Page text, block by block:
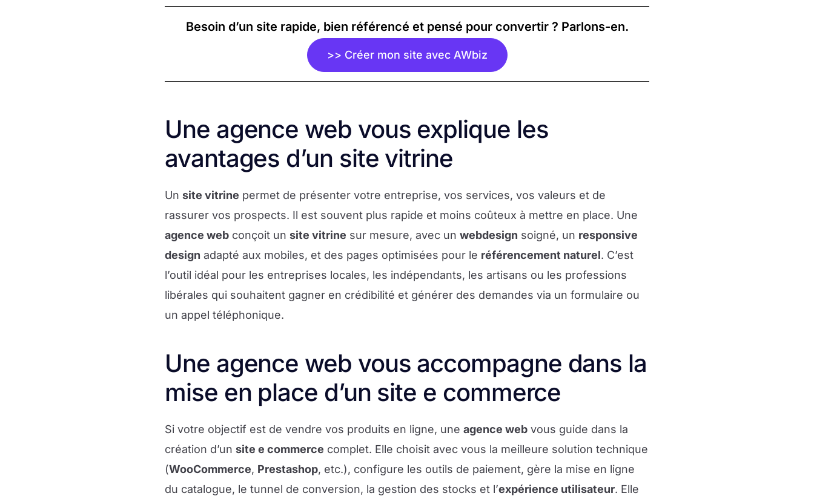
Besoin d’un site rapide, bien référencé et pensé pour convertir ? Parlons-en.
>> Créer mon site avec AWbiz
Une agence web vous explique les
avantages d’un site vitrine
Un site vitrine permet de présenter votre entreprise, vos services, vos valeurs et de
rassurer vos prospects. Il est souvent plus rapide et moins coûteux à mettre en place. Une
agence web conçoit un site vitrine sur mesure, avec un webdesign soigné, un responsive
design adapté aux mobiles, et des pages optimisées pour le référencement naturel. C’est
l’outil idéal pour les entreprises locales, les indépendants, les artisans ou les professions
libérales qui souhaitent gagner en crédibilité et générer des demandes via un formulaire ou
un appel téléphonique.
Une agence web vous accompagne dans la
mise en place d’un site e commerce
Si votre objectif est de vendre vos produits en ligne, une agence web vous guide dans la
création d’un site e commerce complet. Elle choisit avec vous la meilleure solution technique
(WooCommerce, Prestashop, etc.), configure les outils de paiement, gère la mise en ligne
du catalogue, le tunnel de conversion, la gestion des stocks et l’expérience utilisateur. Elle